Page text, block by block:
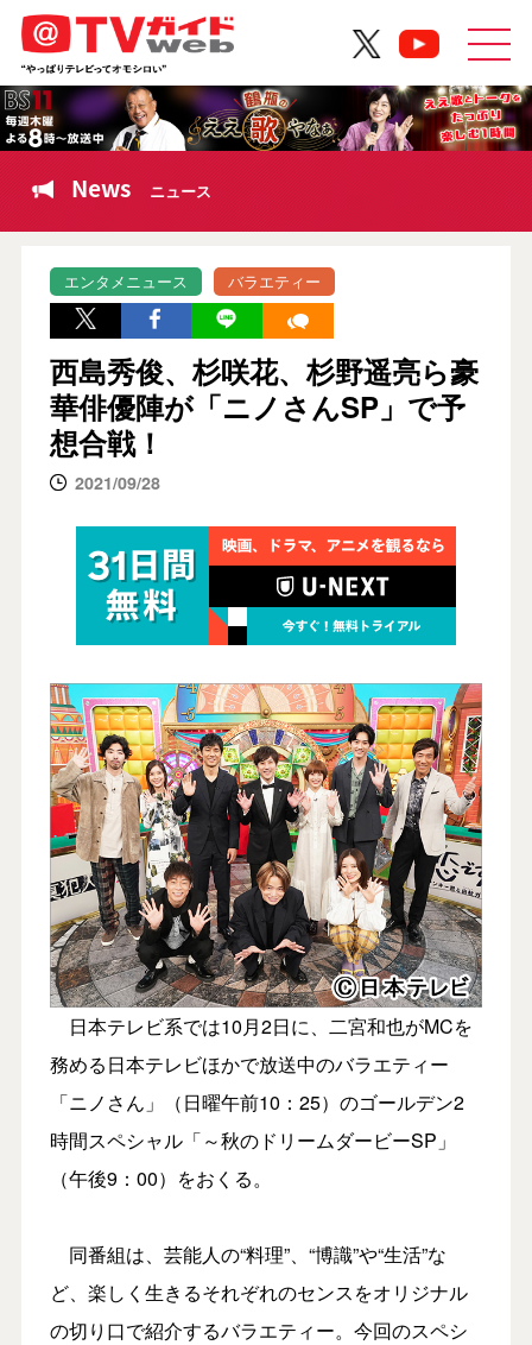
News ニュース
エンタメニュース バラエティー
西島秀俊、杉咲花、杉野遥亮ら豪
華俳優陣が「ニノさんSP」で予
想合戦！
2021/09/28
日本テレビ系では10月2日に、二宮和也がMCを
務める日本テレビほかで放送中のバラエティー
「ニノさん」（日曜午前10：25）のゴールデン2
時間スペシャル「～秋のドリームダービーSP」
（午後9：00）をおくる。
同番組は、芸能人の“料理”、“博識”や“生活”な
ど、楽しく生きるそれぞれのセンスをオリジナル
の切り口で紹介するバラエティー。今回のスペシ